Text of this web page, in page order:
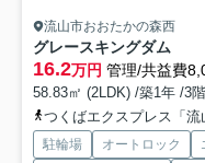
流山市おおたかの森西
グレースキングダム
16.2万円 管理/共益費
58.83㎡ (2LDK) /築1年 /3
つくばエクスプレス「
駐輪場 オートロック